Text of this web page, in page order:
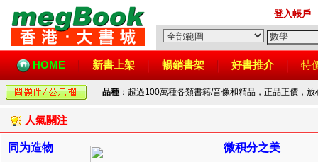
登入帳戶
HOME 新書上架 暢銷書架 好書推介 特
品種 ：超過100萬種各類書籍/音像和精品，正品正價，
人氣關注
同为造物 微积分之美